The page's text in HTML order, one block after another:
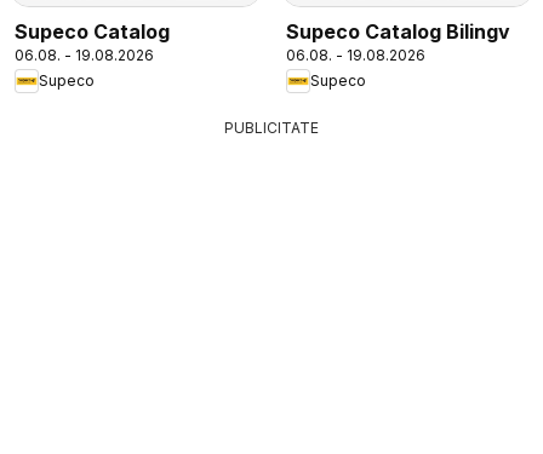
Supeco Catalog
06.08. - 19.08.2026
Supeco
Supeco Catalog Bilingv
06.08. - 19.08.2026
Supeco
PUBLICITATE